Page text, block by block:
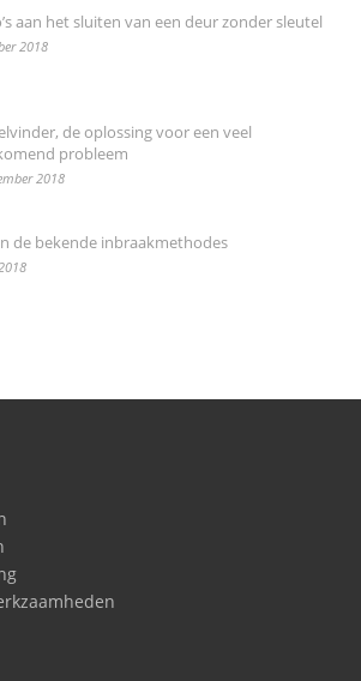
aan het sluiten van een deur zonder sleutel
2018
de oplossing voor een veel
probleem
2018
de bekende inbraakmethodes